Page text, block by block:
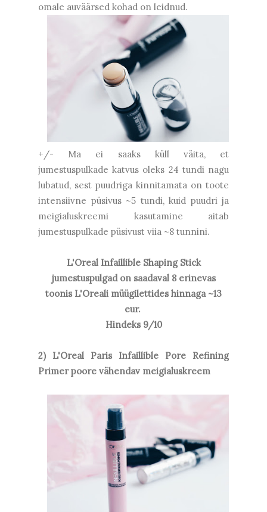
omale auväärsed kohad on leidnud.
+/- Ma ei saaks küll väita, et
jumestuspulkade katvus oleks 24 tundi nagu
lubatud, sest puudriga kinnitamata on toote
intensiivne püsivus ~5 tundi, kuid puudri ja
meigialuskreemi kasutamine aitab
jumestuspulkade püsivust viia ~8 tunnini.
L'Oreal Infaillible Shaping Stick
jumestuspulgad on saadaval 8 erinevas
toonis L'Oreali müügilettides hinnaga ~13
eur.
Hindeks 9/10
2) L'Oreal Paris Infaillible Pore Refining
Primer poore vähendav meigialuskreem